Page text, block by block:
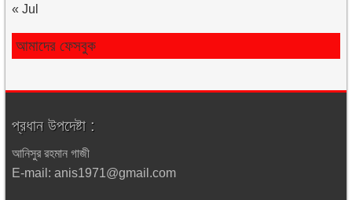
« Jul
আমাদের ফেসবুক
প্রধান উপদেষ্টা :
আনিসুর রহমান গাজী
E-mail: anis1971@gmail.com